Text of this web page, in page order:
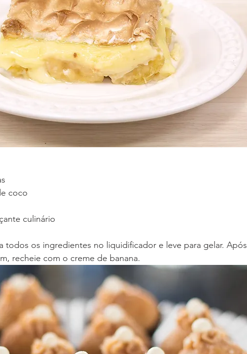
coco
culinário
todos os ingredientes no liquidificador e leve para gelar. Após
recheie com o creme de banana.